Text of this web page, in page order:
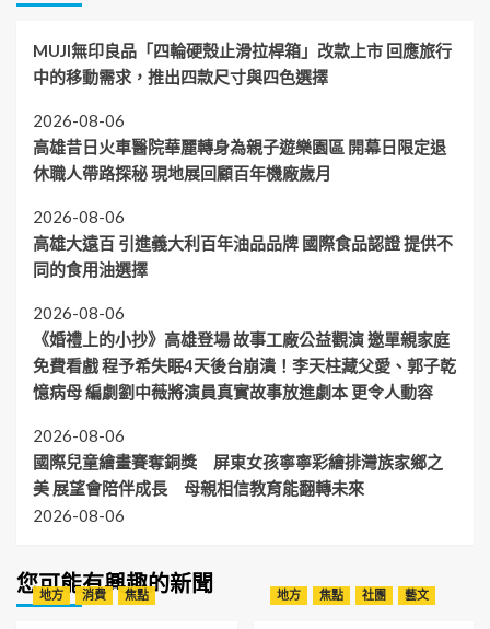
MUJI無印良品「四輪硬殼止滑拉桿箱」改款上市 回應旅行
中的移動需求，推出四款尺寸與四色選擇
2026-08-06
高雄昔日火車醫院華麗轉身為親子遊樂園區 開幕日限定退
休職人帶路探秘 現地展回顧百年機廠歲月
2026-08-06
高雄大遠百 引進義大利百年油品品牌 國際食品認證 提供不
同的食用油選擇
2026-08-06
《婚禮上的小抄》高雄登場 故事工廠公益觀演 邀單親家庭
免費看戲 程予希失眠4天後台崩潰！李天柱藏父愛、郭子乾
憶病母 編劇劉中薇將演員真實故事放進劇本 更令人動容
2026-08-06
國際兒童繪畫賽奪銅獎 屏東女孩寧寧彩繪排灣族家鄉之
美 展望會陪伴成長 母親相信教育能翻轉未來
2026-08-06
您可能有興趣的新聞
地方 消費 焦點 地方 焦點 社團 藝文